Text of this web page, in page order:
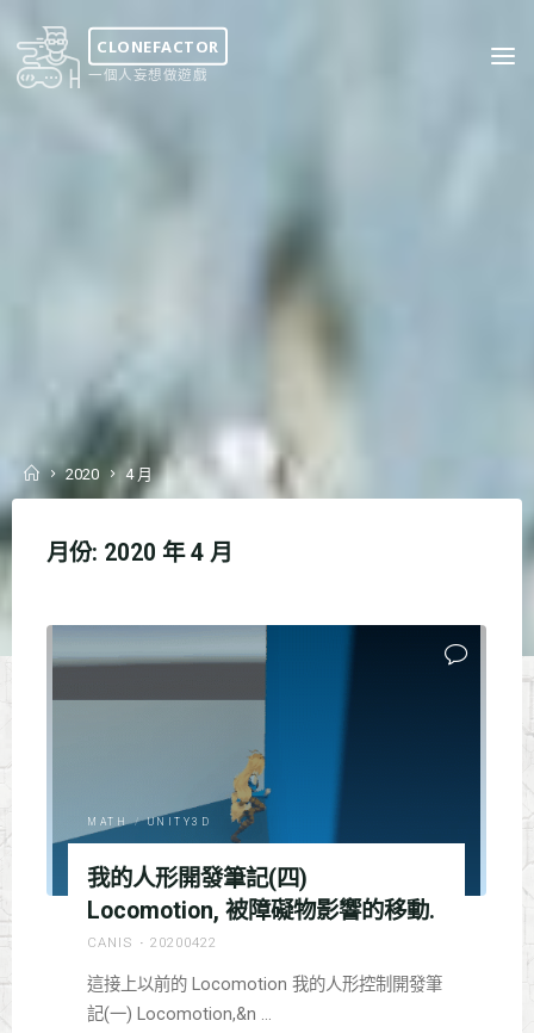
content
CLONEFACTOR
一個人妄想做遊戲
Home2020 4 月
月份: 2020 年 4 月
MATH / UNITY3D
我的人形開發筆記(四)
Locomotion, 被障礙物影響的移動.
CANIS 20200422
這接上以前的 Locomotion 我的人形控制開發筆
記(一) Locomotion,&n …